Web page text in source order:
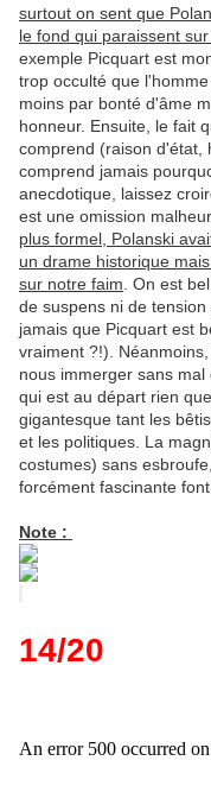
surtout on sent que
le fond qui paraissent
exemple Picquart est
trop occulté que
moins par bonté d'âme
honneur. Ensuite, le fait
comprend (raison d'état,
comprend jamais
anecdotique, laissez
est une omission
plus formel, Polanski
un drame historique
sur notre faim . On est
de suspens ni de
jamais que Picquart est
vraiment ?!).
nous immerger sans
qui est au départ rien
gigantesque tant les
et les politiques. La
costumes) sans
forcément fascinante
Note :
14/20